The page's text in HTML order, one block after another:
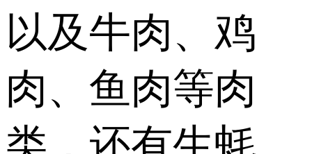
以及牛肉、鸡
肉、鱼肉等肉
类，还有生蚝、